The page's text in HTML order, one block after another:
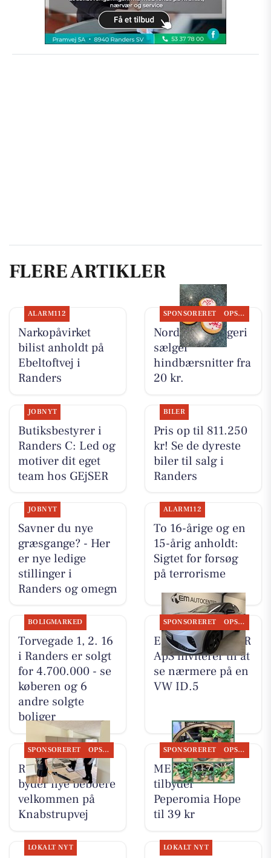
FLERE ARTIKLER
ALARM112
Narkopåvirket
bilist anholdt på
Ebeltoftvej i
Randers
SPONSORERET OPSLAGSTAVLEN
Nordbyens Bageri
sælger
hindbærsnitter fra
20 kr.
JOBNYT
Butiksbestyrer i
Randers C: Led og
motiver dit eget
team hos GEjSER
BILER
Pris op til 811.250
kr! Se de dyreste
biler til salg i
Randers
JOBNYT
Savner du nye
græsgange? - Her
er nye ledige
stillinger i
Randers og omegn
ALARM112
To 16-årige og en
15-årig anholdt:
Sigtet for forsøg
på terrorisme
BOLIGMARKED
Torvegade 1, 2. 16
i Randers er solgt
for 4.700.000 - se
køberen og 6
andre solgte
boliger
SPONSORERET OPSLAGSTAVLEN
EM AUTOCENTER
ApS inviterer til at
se nærmere på en
VW ID.5
SPONSORERET OPSLAGSTAVLEN
RandersBolig
byder nye beboere
velkommen på
Knabstrupvej
SPONSORERET OPSLAGSTAVLEN
MENY Randers
tilbyder
Peperomia Hope
til 39 kr
LOKALT NYT LOKALT NYT